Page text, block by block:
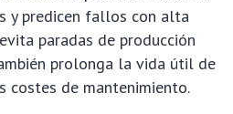
y predicen fallos con alta
paradas de producción
prolonga la vida útil de
costes de mantenimiento.